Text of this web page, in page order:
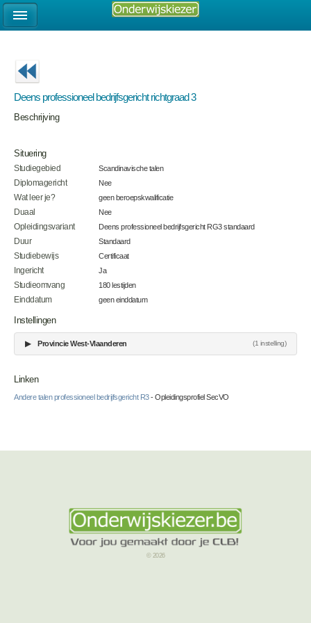
Deens professioneel bedrijfsgericht richtgraad 3
Beschrijving
Situering
Studiegebied
Scandinavische talen
Diplomagericht
Nee
Wat leer je?
geen beroepskwalificatie
Duaal
Nee
Opleidingsvariant
Deens professioneel bedrijfsgericht RG3 standaard
Duur
Standaard
Studiebewijs
Certificaat
Ingericht
Ja
Studieomvang
180 lestijden
Einddatum
geen einddatum
Instellingen
▶ Provincie West-Vlaanderen (1 instelling)
Linken
Andere talen professioneel bedrijfsgericht R3- Opleidingsprofiel SecVO
© 2026